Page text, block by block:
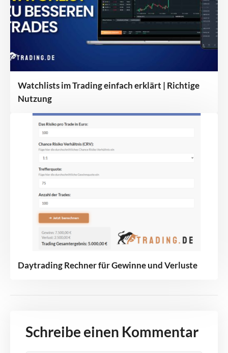
Watchlists im Trading einfach erklärt | Richtige
Nutzung
Daytrading Rechner für Gewinne und Verluste
Schreibe einen Kommentar